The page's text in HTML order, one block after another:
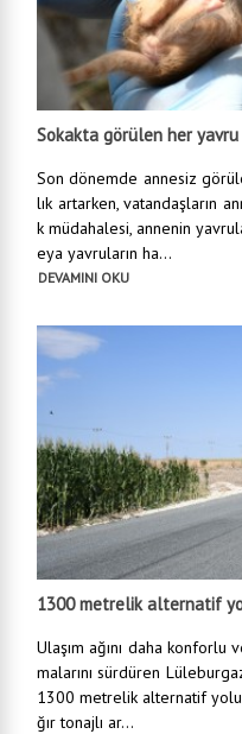
Sokakta görülen her
Son dönemde annesiz
lık artarken, vatandaşların
k müdahalesi, annenin
eya yavruların ha...
DEVAMINI OKU
1300 metrelik alternatif
Ulaşım ağını daha
malarını sürdüren
1300 metrelik alternatif yolu
ğır tonajlı ar...